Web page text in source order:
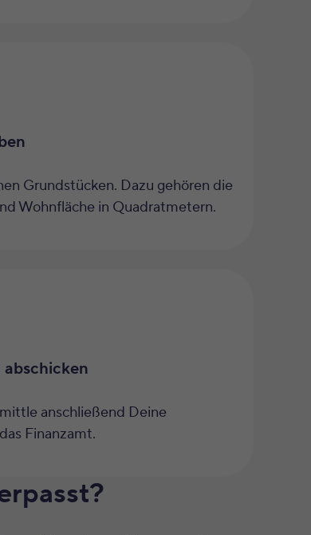
Grundstücken. Dazu gehören die
Wohnfläche in Quadratmetern.
anschließend Deine
Finanzamt.